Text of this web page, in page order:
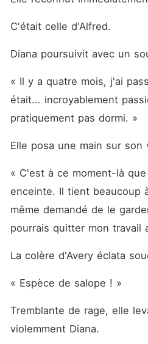
C'était celle d'Alfred.
Diana poursuivit avec un
« Il y a quatre mois, j'ai
était... incroyablement
pratiquement pas dormi. »
Elle posa une main sur son
« C'est à ce moment-là
enceinte. Il tient beaucoup
même demandé de le
pourrais quitter mon travail
La colère d'Avery éclata
« Espèce de salope ! »
Tremblante de rage, elle
violemment Diana.